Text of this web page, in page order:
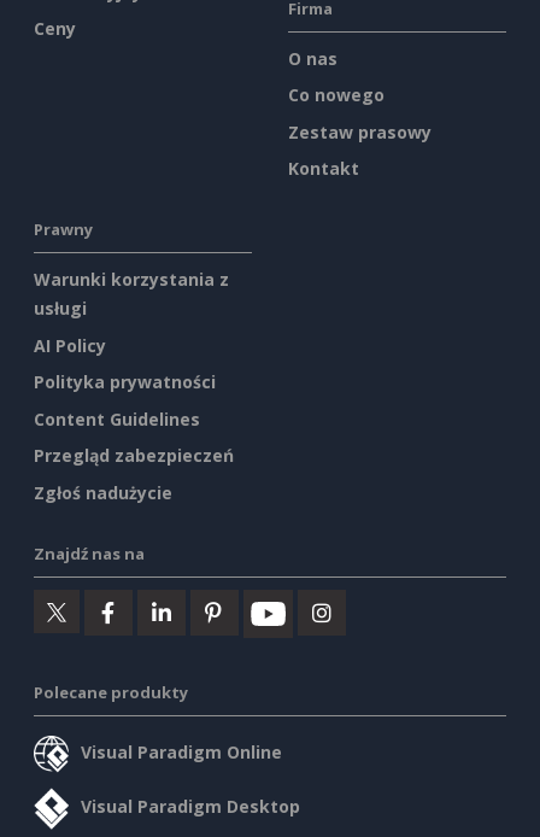
Ceny
Firma
O nas
Co nowego
Zestaw prasowy
Kontakt
Prawny
Warunki korzystania z
usługi
AI Policy
Polityka prywatności
Content Guidelines
Przegląd zabezpieczeń
Zgłoś nadużycie
Znajdź nas na
Polecane produkty
Visual Paradigm Online
Visual Paradigm Desktop